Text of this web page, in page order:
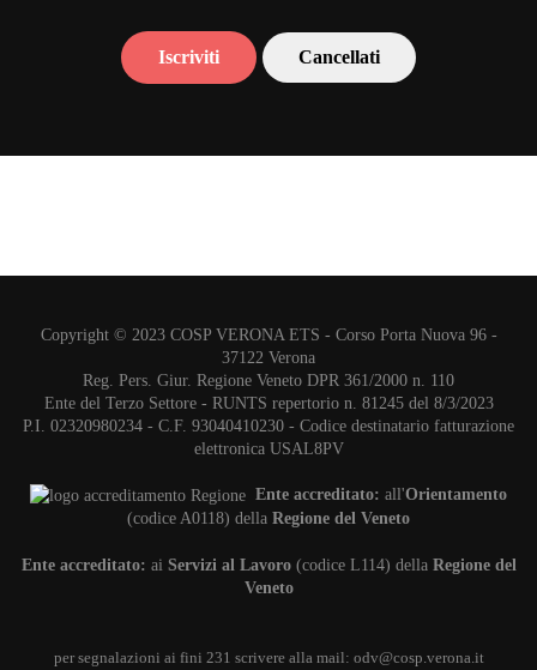
Copyright © 2023 COSP VERONA ETS - Corso Porta Nuova 96 -
37122 Verona
Reg. Pers. Giur. Regione Veneto DPR 361/2000 n. 110
Ente del Terzo Settore - RUNTS repertorio n. 81245 del 8/3/2023
P.I. 02320980234 - C.F. 93040410230 - Codice destinatario fatturazione
elettronica USAL8PV
Ente accreditato: all'Orientamento
(codice A0118) della Regione del Veneto
Ente accreditato: ai Servizi al Lavoro(codice L114) della Regione del
Veneto
per segnalazioni ai fini 231 scrivere alla mail: odv@cosp.verona.it